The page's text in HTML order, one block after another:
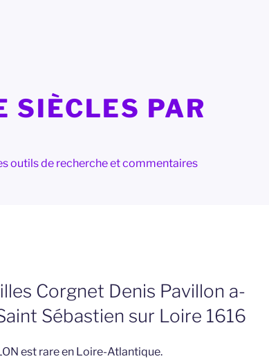
SIÈCLES PAR
outils de recherche et commentaires
Corgnet Denis Pavillon a-
Sébastien sur Loire 1616
est rare en Loire-Atlantique.